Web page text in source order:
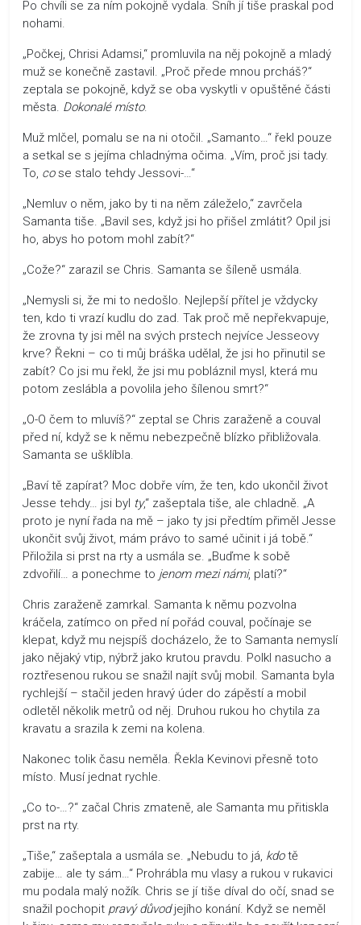
Po chvíli se za ním pokojně vydala. Sníh jí tiše praskal pod
nohami.
„Počkej, Chrisi Adamsi,“ promluvila na něj pokojně a mladý
muž se konečně zastavil. „Proč přede mnou prcháš?“
zeptala se pokojně, když se oba vyskytli v opuštěné části
města. Dokonalé místo.
Muž mlčel, pomalu se na ni otočil. „Samanto…“ řekl pouze
a setkal se s jejíma chladnýma očima. „Vím, proč jsi tady.
To, cose stalo tehdy Jessovi-…“
„Nemluv o něm, jako by ti na něm záleželo,“ zavrčela
Samanta tiše. „Bavil ses, když jsi ho přišel zmlátit? Opil jsi
ho, abys ho potom mohl zabít?“
„Cože?“ zarazil se Chris. Samanta se šíleně usmála.
„Nemysli si, že mi to nedošlo. Nejlepší přítel je vždycky
ten, kdo ti vrazí kudlu do zad. Tak proč mě nepřekvapuje,
že zrovna ty jsi měl na svých prstech nejvíce Jesseovy
krve? Řekni – co ti můj bráška udělal, že jsi ho přinutil se
zabít? Co jsi mu řekl, že jsi mu pobláznil mysl, která mu
potom zeslábla a povolila jeho šílenou smrt?“
„O-O čem to mluvíš?“ zeptal se Chris zaraženě a couval
před ní, když se k němu nebezpečně blízko přibližovala.
Samanta se ušklíbla.
„Baví tě zapírat? Moc dobře vím, že ten, kdo ukončil život
Jesse tehdy… jsi byl ty,“ zašeptala tiše, ale chladně. „A
proto je nyní řada na mě – jako ty jsi předtím přiměl Jesse
ukončit svůj život, mám právo to samé učinit i já tobě.“
Přiložila si prst na rty a usmála se. „Buďme k sobě
zdvořilí… a ponechme to jenom mezi námi, platí?“
Chris zaraženě zamrkal. Samanta k němu pozvolna
kráčela, zatímco on před ní pořád couval, počínaje se
klepat, když mu nejspíš docházelo, že to Samanta nemyslí
jako nějaký vtip, nýbrž jako krutou pravdu. Polkl nasucho a
roztřesenou rukou se snažil najít svůj mobil. Samanta byla
rychlejší – stačil jeden hravý úder do zápěstí a mobil
odletěl několik metrů od něj. Druhou rukou ho chytila za
kravatu a srazila k zemi na kolena.
Nakonec tolik času neměla. Řekla Kevinovi přesně toto
místo. Musí jednat rychle.
„Co to-…?“ začal Chris zmateně, ale Samanta mu přitiskla
prst na rty.
„Tiše,“ zašeptala a usmála se. „Nebudu to já, kdotě
zabije… ale ty sám…“ Prohrábla mu vlasy a rukou v rukavici
mu podala malý nožík. Chris se jí tiše díval do očí, snad se
snažil pochopit pravý důvodjejího konání. Když se neměl